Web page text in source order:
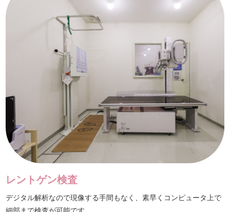
レントゲン検査
デジタル解析なので現像する手間もなく、素早くコンピュータ上で